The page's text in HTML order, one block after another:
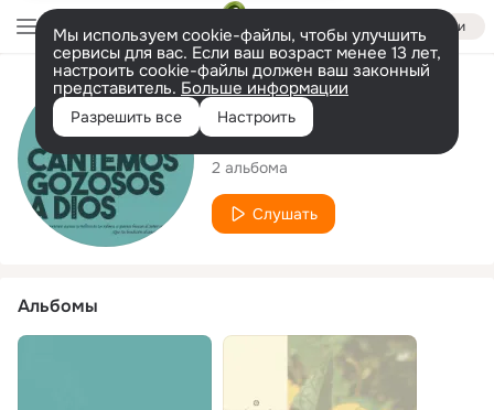
Войти
Мы используем cookie-файлы, чтобы улучшить
сервисы для вас. Если ваш возраст менее 13 лет,
настроить cookie-файлы должен ваш законный
представитель. Больше информации
Разрешить все Настроить
Исполнитель
Yola Perez
2 альбома
Слушать
Альбомы